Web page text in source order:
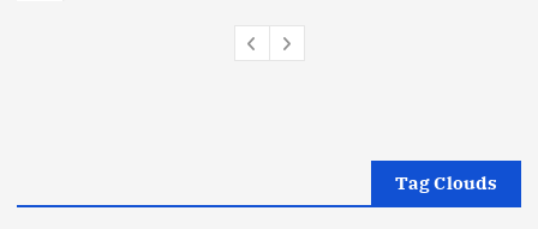
Tag Clouds